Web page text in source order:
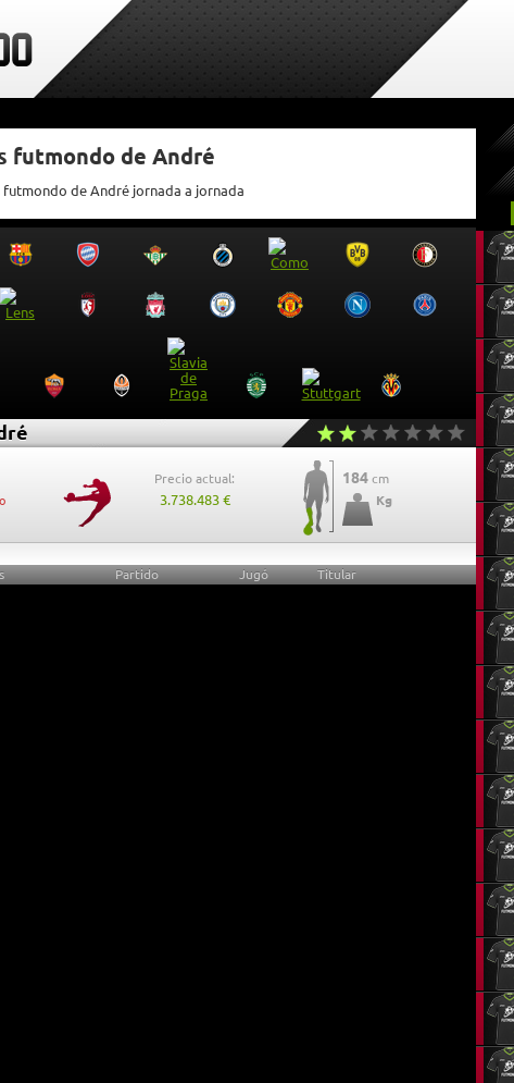
futmondo de André
de André jornada a jornada
Precio actual:
3.738.483 €
184 cm
Kg
Partido Jugó Titular